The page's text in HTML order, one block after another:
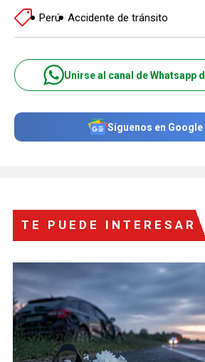
Perú Accidente de tránsito
Unirse al canal de Whatsapp
Síguenos en Google
TE PUEDE INTERESAR